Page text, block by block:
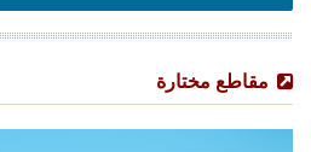
مقاطع مختارة